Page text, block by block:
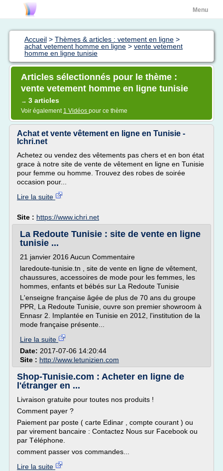
Menu
Accueil > Thèmes & articles : vetement en ligne >
achat vetement homme en ligne > vente vetement
homme en ligne tunisie
Articles sélectionnés pour le thème :
vente vetement homme en ligne tunisie
→ 3 articles
Voir également 1 Vidéos pour ce thème
Achat et vente vêtement en ligne en Tunisie -
Ichri.net
Achetez ou vendez des vêtements pas chers et en bon état
grace à notre site de vente de vêtement en ligne en Tunisie
pour femme ou homme. Trouvez des robes de soirée
occasion pour...
Lire la suite
Site : https://www.ichri.net
La Redoute Tunisie : site de vente en ligne
tunisie ...
21 janvier 2016 Aucun Commentaire
laredoute-tunisie.tn , site de vente en ligne de vêtement,
chaussures, accessoires de mode pour les femmes, les
hommes, enfants et bébés sur La Redoute Tunisie
L'enseigne française âgée de plus de 70 ans du groupe
PPR, La Redoute Tunisie, ouvre son premier showroom à
Ennasr 2. Implantée en Tunisie en 2012, l'institution de la
mode française présente...
Lire la suite
Date: 2017-07-06 14:20:44
Site : http://www.letunizien.com
Shop-Tunisie.com : Acheter en ligne de
l'étranger en ...
Livraison gratuite pour toutes nos produits !
Comment payer ?
Paiement par poste ( carte Edinar , compte courant ) ou
par virement bancaire : Contactez Nous sur Facebook ou
par Téléphone.
comment passer vos commandes...
Lire la suite